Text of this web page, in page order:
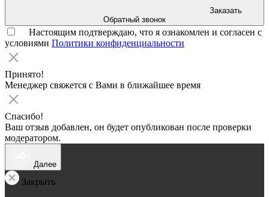
Заказать
Обратный звонок
Настоящим подтверждаю, что я ознакомлен и согласен с
условиями Политики конфиденциальности
Принято!
Менеджер свяжется с Вами в ближайшее время
Спасибо!
Ваш отзыв добавлен, он будет опубликован после проверки
модератором.
Далее
Закрыть